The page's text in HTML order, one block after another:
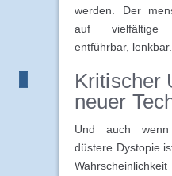
werden. Der
auf vielfältige
entführbar, lenkbar.
Kritischer
neuer
Und auch
düstere Dystopie